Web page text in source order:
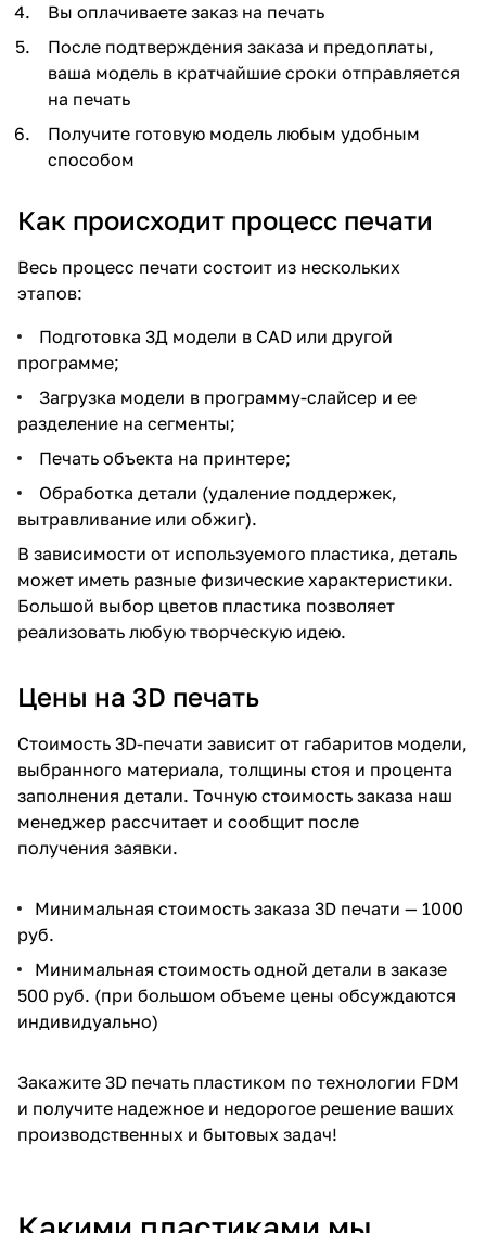
Вы оплачиваете заказ на печать
После подтверждения заказа и предоплаты,
ваша модель в кратчайшие сроки отправляется
на печать
Получите готовую модель любым удобным
способом
Как происходит процесс печати
Весь процесс печати состоит из нескольких
этапов:
Подготовка 3Д модели в CAD или другой
программе;
Загрузка модели в программу-слайсер и ее
разделение на сегменты;
Печать объекта на принтере;
Обработка детали (удаление поддержек,
вытравливание или обжиг).
В зависимости от используемого пластика, деталь
может иметь разные физические характеристики.
Большой выбор цветов пластика позволяет
реализовать любую творческую идею.
Цены на 3D печать
Стоимость 3D-печати зависит от габаритов модели,
выбранного материала, толщины стоя и процента
заполнения детали. Точную стоимость заказа наш
менеджер рассчитает и сообщит после
получения заявки.
Минимальная стоимость заказа 3D печати — 1000
руб.
Минимальная стоимость одной детали в заказе
500 руб. (при большом объеме цены обсуждаются
индивидуально)
Закажите 3D печать пластиком по технологии FDM
и получите надежное и недорогое решение ваших
производственных и бытовых задач!